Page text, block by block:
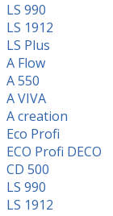
LS 990
LS 1912
LS Plus
A Flow
A 550
A VIVA
A creation
Eco Profi
ECO Profi DECO
CD 500
LS 990
LS 1912